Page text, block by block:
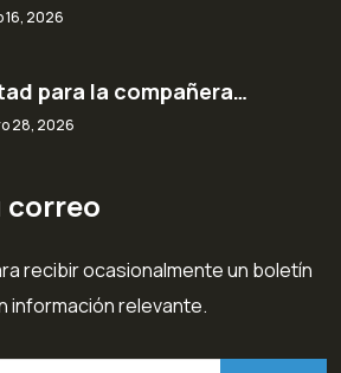
16, 2026
para la compañera…
28, 2026
correo
recibir ocasionalmente un boletín
información relevante.